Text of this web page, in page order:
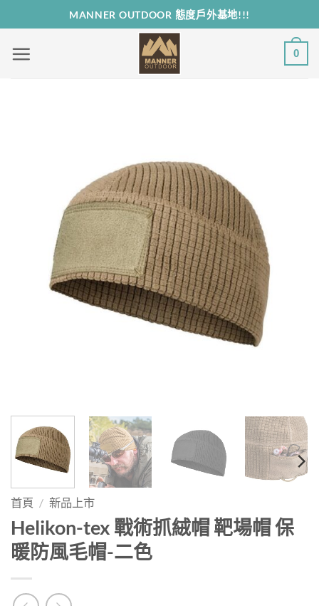
to
content
MANNER OUTDOOR 態度戶外基地!!!
0
首頁 / 新品上市
Helikon-tex 戰術抓絨帽 靶場帽 保
暖防風毛帽-二色